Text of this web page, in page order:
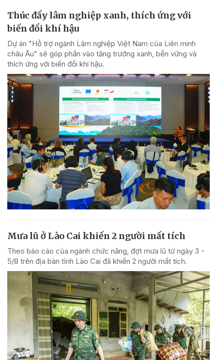
Thúc đẩy lâm nghiệp xanh, thích ứng với
biến đổi khí hậu
Dự án "Hỗ trợ ngành Lâm nghiệp Việt Nam của Liên minh
châu Âu" sẽ góp phần vào tăng trưởng xanh, bền vững và
thích ứng với biến đổi khí hậu.
Mưa lũ ở Lào Cai khiến 2 người mất tích
Theo báo cáo của ngành chức năng, đợt mưa lũ từ ngày 3 -
5/8 trên địa bàn tỉnh Lào Cai đã khiến 2 người mất tích.